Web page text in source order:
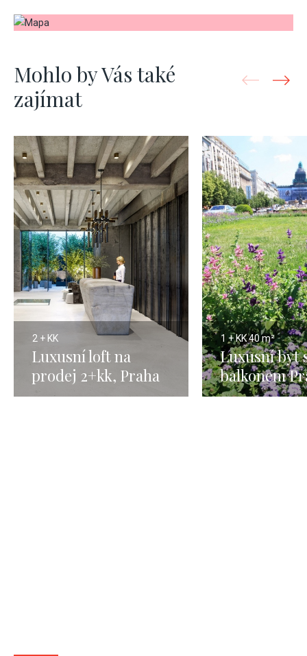
Mohlo by Vás také
zajímat
2 + KK
Luxusní loft na
prodej 2+kk, Praha
Modřany - 59 m²
1 + KK40 m²
Luxusní byt
balkonem
40m